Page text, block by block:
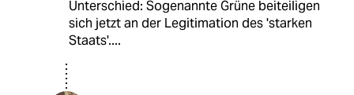
Unterschied: Sogenannte Grüne beiteiligen
sich jetzt an der Legitimation des 'starken
Staats'....